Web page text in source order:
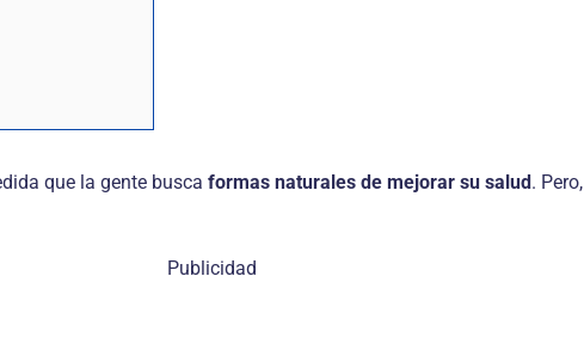
que la gente busca formas naturales de mejorar su salud. Pero,
Publicidad